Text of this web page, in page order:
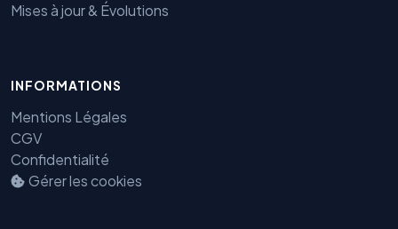
Mises à jour & Évolutions
INFORMATIONS
Mentions Légales
CGV
Confidentialité
Gérer les cookies